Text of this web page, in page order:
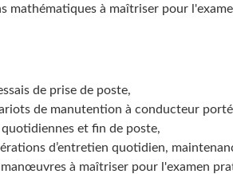
mathématiques à maîtriser pour
de prise de poste,
de manutention à conducteur
et fin de poste,
d’entretien quotidien,
à maîtriser pour l'examen